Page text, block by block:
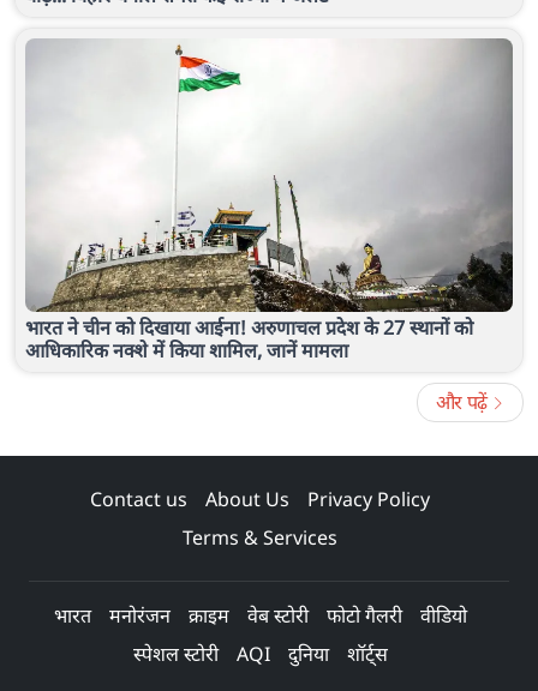
भारत ने चीन को दिखाया आईना! अरुणाचल प्रदेश के 27 स्थानों को
आधिकारिक नक्शे में किया शामिल, जानें मामला
और पढ़ें
Contact us About Us
Privacy Policy
Terms & Services
भारत मनोरंजन क्राइम वेब स्टोरी फोटो गैलरी
वीडियो
स्पेशल स्टोरी
AQI दुनिया शॉर्ट्स